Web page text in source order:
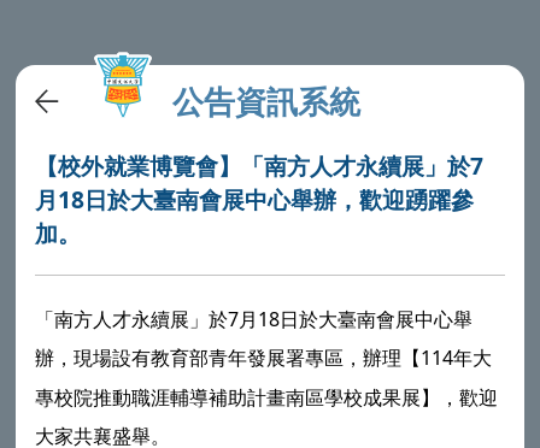
公告資訊系統
【校外就業博覽會】「南方人才永續展」於7
月18日於大臺南會展中心舉辦，歡迎踴躍參
加。
「南方人才永續展」於7月18日於大臺南會展中心舉
辦，現場設有教育部青年發展署專區，辦理【114年大
專校院推動職涯輔導補助計畫南區學校成果展】，歡迎
大家共襄盛舉。